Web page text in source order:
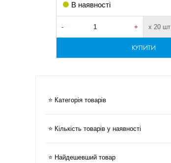
В наявності
- + х 20 шт
КУПИТИ
⭐ Категорія товарів
⭐ Кількість товарів у наявності
⭐ Найдешевший товар